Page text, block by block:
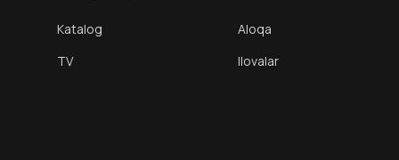
Katalog
TV
Aloqa
Ilovalar